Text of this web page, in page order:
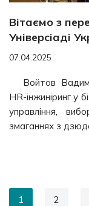
Вітаємо з
Універсіаді
07.04.2025
Войтов
HR-інжиніринг у
управління,
змаганнях з
1 2